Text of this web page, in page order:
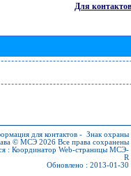
Для контактов
для контактов - Знак охраны
© МСЭ 2026 Все права сохранены
: Координатор Web-страницы МСЭ-
R
Обновлено : 2013-01-30